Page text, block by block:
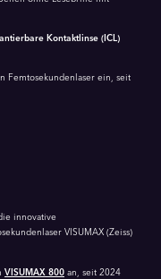
Kontaktlinse (ICL)
Femtosekundenlaser ein, seit
innovative
VISUMAX (Zeiss)
VISUMAX 800 an, seit 2024